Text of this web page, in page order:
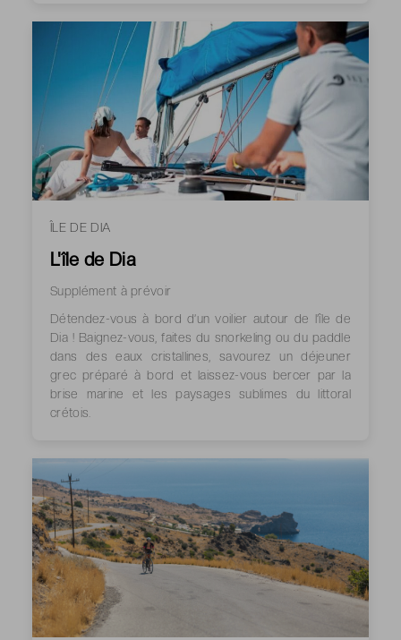
ÎLE DE DIA
L'île de Dia
Supplément à prévoir
Détendez-vous à bord d’un voilier autour de l’île de
Dia ! Baignez-vous, faites du snorkeling ou du paddle
dans des eaux cristallines, savourez un déjeuner
grec préparé à bord et laissez-vous bercer par la
brise marine et les paysages sublimes du littoral
crétois.